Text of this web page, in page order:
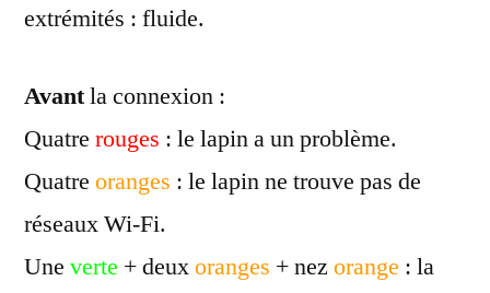
extrémités : fluide.
Avantla connexion :
Quatre rouges : le lapin a un problème.
Quatre oranges : le lapin ne trouve pas de
réseaux Wi-Fi.
Une verte + deuxoranges + nez orange : la